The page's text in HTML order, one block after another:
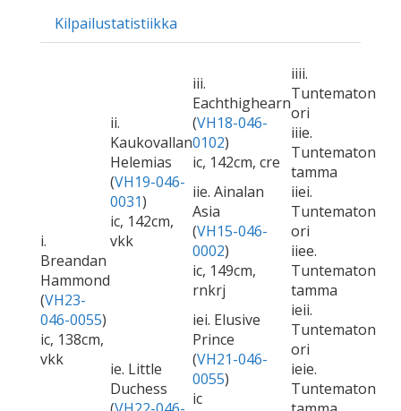
Kilpailustatistiikka
i.
Breandan
Hammond
(VH23-
046-0055)
ic, 138cm,
vkk
ii.
Kaukovallan
Helemias
(VH19-046-
0031)
ic, 142cm,
vkk
iii.
Eachthighearn
(VH18-046-
0102)
ic, 142cm, cre
iiii.
Tuntematon
ori
iiie.
Tuntematon
tamma
iie. Ainalan
Asia
(VH15-046-
0002)
ic, 149cm,
rnkrj
iiei.
Tuntematon
ori
iiee.
Tuntematon
tamma
ie. Little
Duchess
iei. Elusive
Prince
(VH21-046-
0055)
ic
ieii.
Tuntematon
ori
ieie.
Tuntematon